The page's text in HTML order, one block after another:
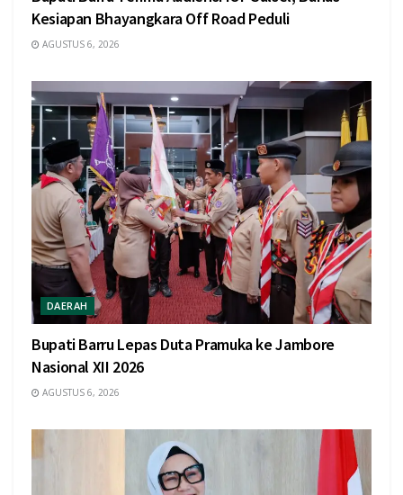
Kesiapan Bhayangkara Off Road Peduli
AGUSTUS 6, 2026
DAERAH
Bupati Barru Lepas Duta Pramuka ke Jambore
Nasional XII 2026
AGUSTUS 6, 2026